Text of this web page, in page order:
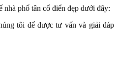
nhà phố tân cổ điển đẹp dưới đây:
tôi để được tư vấn và giải đáp